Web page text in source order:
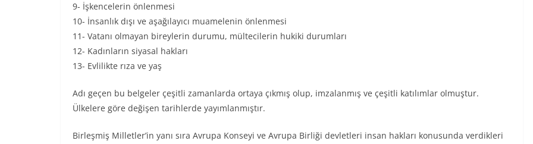
9- İşkencelerin önlenmesi
10- İnsanlık dışı ve aşağılayıcı muamelenin önlenmesi
11- Vatanı olmayan bireylerin durumu, mültecilerin hukiki durumları
12- Kadınların siyasal hakları
13- Evlilikte rıza ve yaş
Adı geçen bu belgeler çeşitli zamanlarda ortaya çıkmış olup, imzalanmış ve çeşitli katılımlar olmuştur.
Ülkelere göre değişen tarihlerde yayımlanmıştır.
Birleşmiş Milletler’in yanı sıra Avrupa Konseyi ve Avrupa Birliği devletleri insan hakları konusunda verdikleri